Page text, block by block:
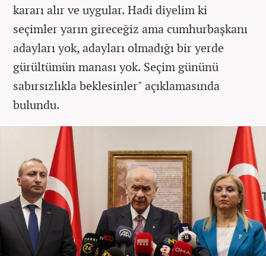
kararı alır ve uygular. Hadi diyelim ki
seçimler yarın gireceğiz ama cumhurbaşkanı
adayları yok, adayları olmadığı bir yerde
gürültümün manası yok. Seçim gününü
sabırsızlıkla beklesinler" açıklamasında
bulundu.